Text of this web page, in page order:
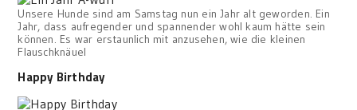
Unsere Hunde sind am Samstag nun ein Jahr alt geworden. Ein
Jahr, dass aufregender und spannender wohl kaum hätte sein
können. Es war erstaunlich mit anzusehen, wie die kleinen
Flauschknäuel
Happy Birthday